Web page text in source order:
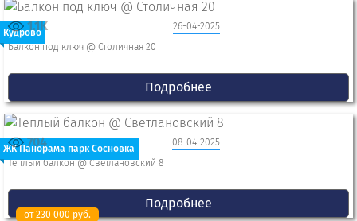
Кудрово
26-04-2025
1.1K
Балкон под ключ @ Столичная 20
Подробнее
ЖК Панорама парк Сосновка
08-04-2025
704
Теплый балкон @ Светлановский 8
Подробнее
от 230 000 руб.